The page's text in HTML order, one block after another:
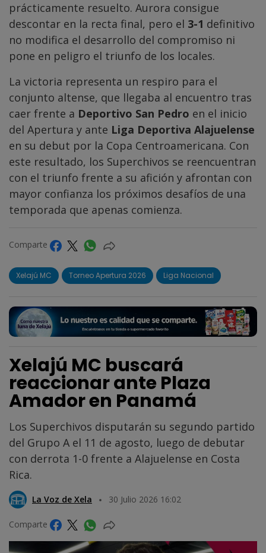
prácticamente resuelto. Aurora consigue
descontar en la recta final, pero el 3-1 definitivo
no modifica el desarrollo del compromiso ni
pone en peligro el triunfo de los locales.
La victoria representa un respiro para el
conjunto altense, que llegaba al encuentro tras
caer frente a Deportivo San Pedro en el inicio
del Apertura y ante Liga Deportiva Alajuelense
en su debut por la Copa Centroamericana. Con
este resultado, los Superchivos se reencuentran
con el triunfo frente a su afición y afrontan con
mayor confianza los próximos desafíos de una
temporada que apenas comienza.
Comparte
Xelajú MC Torneo Apertura 2026 Liga Nacional
Xelajú MC buscará
reaccionar ante Plaza
Amador en Panamá
Los Superchivos disputarán su segundo partido
del Grupo A el 11 de agosto, luego de debutar
con derrota 1-0 frente a Alajuelense en Costa
Rica.
La Voz de Xela 30 Julio 2026 16:02
Comparte